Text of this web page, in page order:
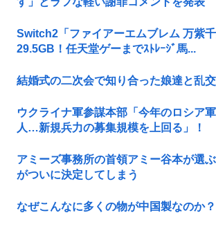
Switch2「ファイアーエムブレム 万紫
29.5GB！任天堂ゲーまでｽﾄﾚｰｼﾞ馬...
結婚式の二次会で知り合った娘達と乱
ウクライナ軍参謀本部「今年のロシア
人…新規兵力の募集規模を上回る」！
アミーズ事務所の首領アミー谷本が選
がついに決定してしまう
なぜこんなに多くの物が中国製なのか